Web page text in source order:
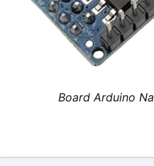
Board Arduino